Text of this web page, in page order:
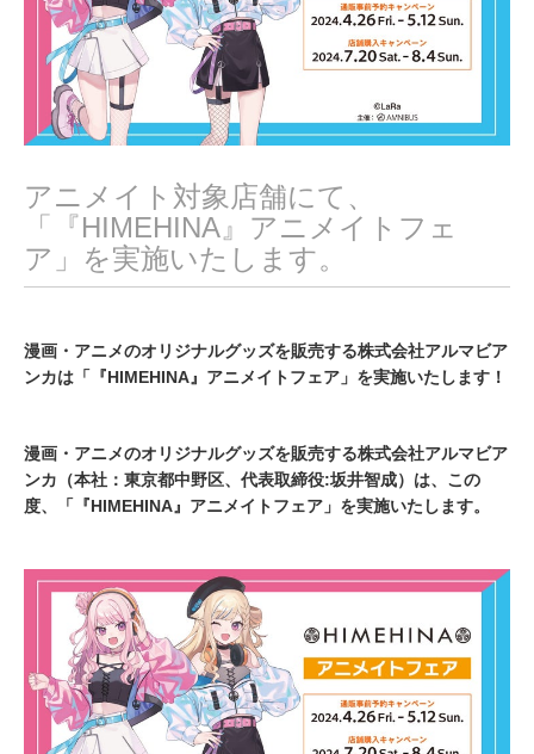
アニメイト対象店舗にて、
「『HIMEHINA』アニメイトフェ
ア」を実施いたします。
漫画・アニメのオリジナルグッズを販売する株式会社アルマビア
ンカは「『HIMEHINA』アニメイトフェア」を実施いたします！
漫画・アニメのオリジナルグッズを販売する株式会社アルマビア
ンカ（本社：東京都中野区、代表取締役:坂井智成）は、この
度、「『HIMEHINA』アニメイトフェア」を実施いたします。